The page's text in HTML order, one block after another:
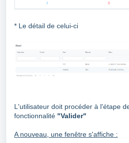
* Le détail de celui-ci
L'utilisateur doit procéder à l'étape
fonctionnalité "Valider"
A nouveau, une fenêtre s'affiche :